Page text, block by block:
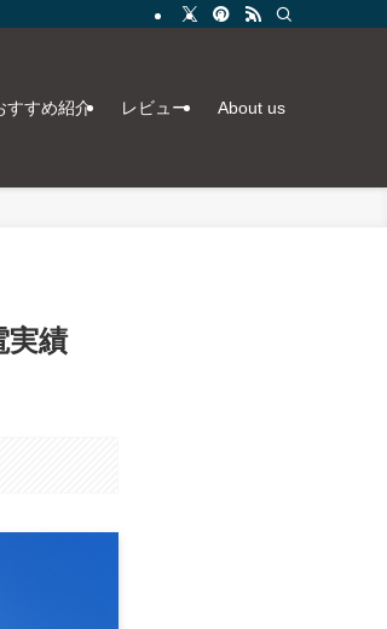
すすめ紹介 レビュー About us
実績